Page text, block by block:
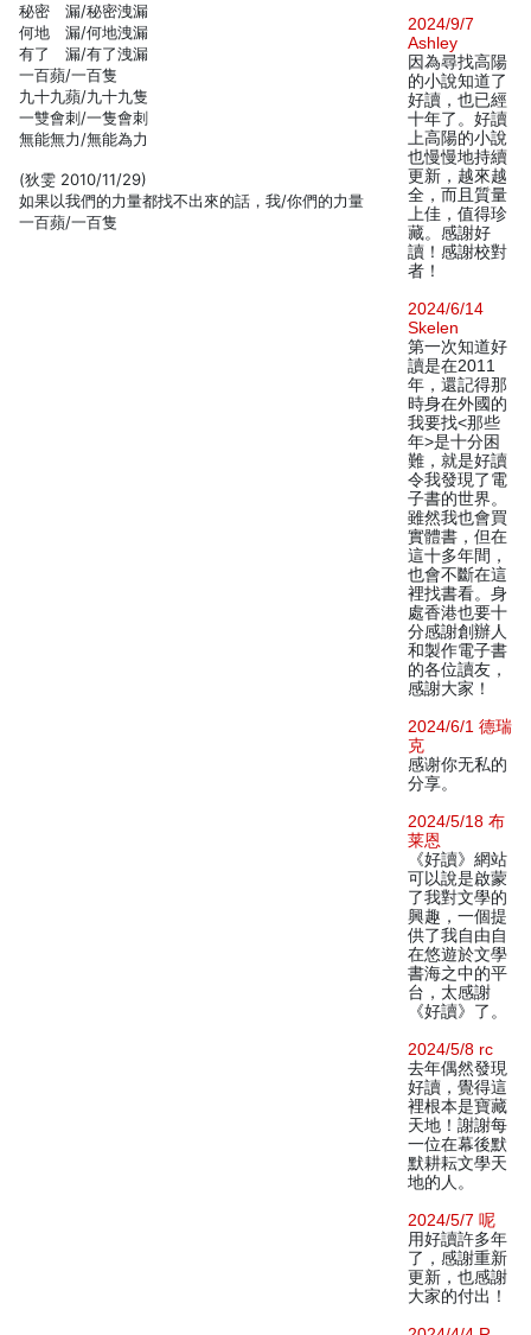
秘密 漏/秘密洩漏
何地 漏/何地洩漏
有了 漏/有了洩漏
一百蘋/一百隻
九十九蘋/九十九隻
一雙會刺/一隻會刺
無能無力/無能為力
(狄雯 2010/11/29)
如果以我們的力量都找不出來的話，我/你們的力量
一百蘋/一百隻
2024/9/7
Ashley
因為尋找高陽
的小說知道了
好讀，也已經
十年了。好讀
上高陽的小說
也慢慢地持續
更新，越來越
全，而且質量
上佳，值得珍
藏。感謝好
讀！感謝校對
者！
2024/6/14
Skelen
第一次知道好
讀是在2011
年，還記得那
時身在外國的
我要找<那些
年>是十分困
難，就是好讀
令我發現了電
子書的世界。
雖然我也會買
實體書，但在
這十多年間，
也會不斷在這
裡找書看。身
處香港也要十
分感謝創辦人
和製作電子書
的各位讀友，
感謝大家！
2024/6/1 德瑞
克
感谢你无私的
分享。
2024/5/18 布
莱恩
《好讀》網站
可以說是啟蒙
了我對文學的
興趣，一個提
供了我自由自
在悠遊於文學
書海之中的平
台，太感謝
《好讀》了。
2024/5/8 rc
去年偶然發現
好讀，覺得這
裡根本是寶藏
天地！謝謝每
一位在幕後默
默耕耘文學天
地的人。
2024/5/7 呢
用好讀許多年
了，感謝重新
更新，也感謝
大家的付出！